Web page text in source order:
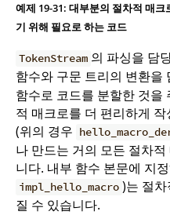
예제 19-31: 대부분의 절차적 매
기 위해 필요로 하는 코드
TokenStream 의 파싱을 담
함수와 구문 트리의 변환을
함수로 코드를 분할한 것을
적 매크로를 더 편리하게
(위의 경우
나 만드는 거의 모든 절차
니다. 내부 함수 본문에 지
impl_hello_macro )는 절
질 수 있습니다.